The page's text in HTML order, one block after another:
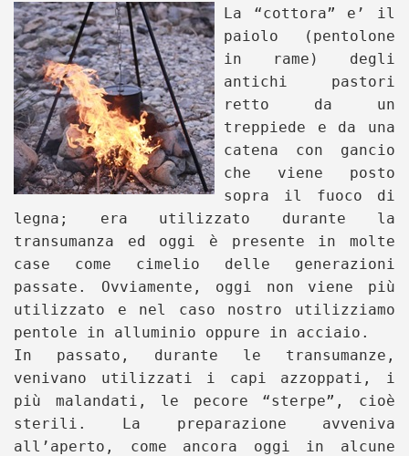
La “cottora” e’ il
paiolo (pentolone
in rame) degli
antichi pastori
retto da un
treppiede e da una
catena con gancio
che viene posto
sopra il fuoco di
legna; era utilizzato durante la
transumanza ed oggi è presente in molte
case come cimelio delle generazioni
passate. Ovviamente, oggi non viene più
utilizzato e nel caso nostro utilizziamo
pentole in alluminio oppure in acciaio.
In passato, durante le transumanze,
venivano utilizzati i capi azzoppati, i
più malandati, le pecore “sterpe”, cioè
sterili. La preparazione avveniva
all’aperto, come ancora oggi in alcune